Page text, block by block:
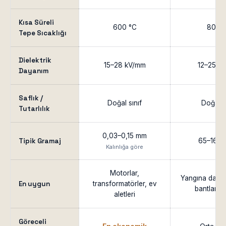
Kısa Süreli
Tepe Sıcaklığı
600 °C 800
Dielektrik
Dayanım
15–28 kV/mm 12–25
Saflık /
Tutarlılık
Doğal sınıf Doğal
Tipik Gramaj
0,03–0,15 mm
Kalınlığa göre
65–160
En uygun
Motorlar,
transformatörler, ev
aletleri
Yangına
bantları,
Göreceli